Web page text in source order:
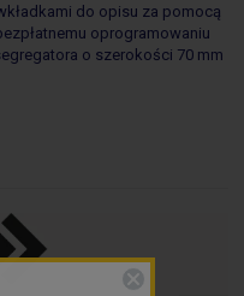
do opisu za pomocą
oprogramowaniu
o szerokości 70 mm